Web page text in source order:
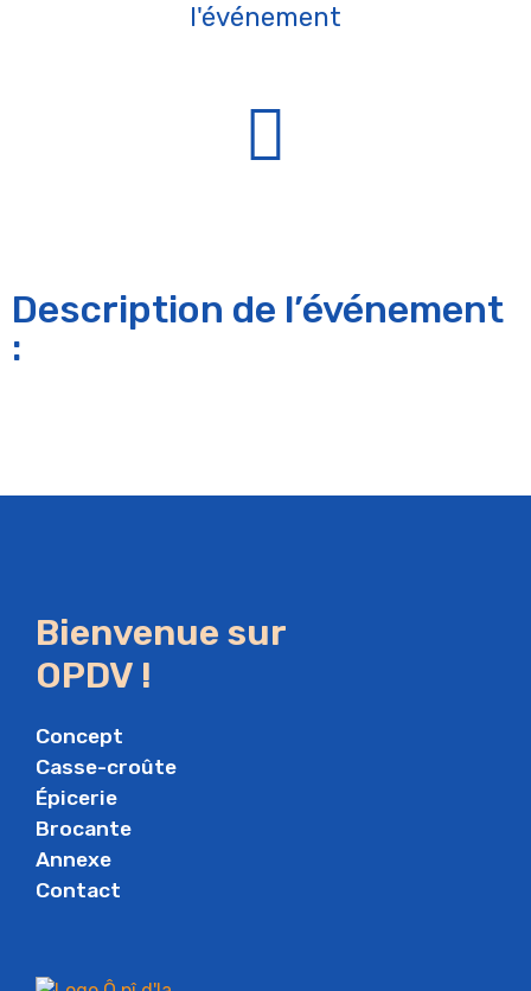
l'événement
Description de l’événement
:
Bienvenue sur
OPDV !
Concept
Casse-croûte
Épicerie
Brocante
Annexe
Contact